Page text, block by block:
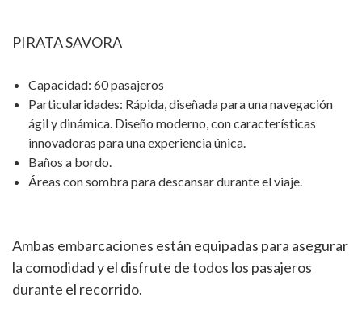
PIRATA SAVORA
Capacidad: 60 pasajeros
Particularidades: Rápida, diseñada para una navegación
ágil y dinámica. Diseño moderno, con características
innovadoras para una experiencia única.
Baños a bordo.
Áreas con sombra para descansar durante el viaje.
Ambas embarcaciones están equipadas para asegurar
la comodidad y el disfrute de todos los pasajeros
durante el recorrido.